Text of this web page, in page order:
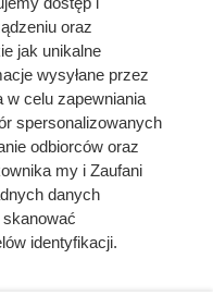
do kominka. Mogą
[LISTA]
szybciej.
z kuchni! Ten
się plam i zapachu
oraz
jak unikalne
wysyłane przez
w celu zapewniania
spersonalizowanych
odbiorców oraz
my i Zaufani
danych
identyfikacji.